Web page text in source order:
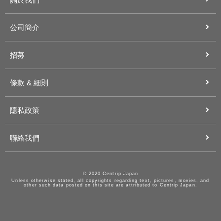
公司簡介
招募
條款 & 細則
隱私政策
聯絡我們
© 2020 Centrip Japan
Unless otherwise stated, all copyrights regarding text, pictures, movies, and
other such data posted on this site are attributed to Centrip Japan.